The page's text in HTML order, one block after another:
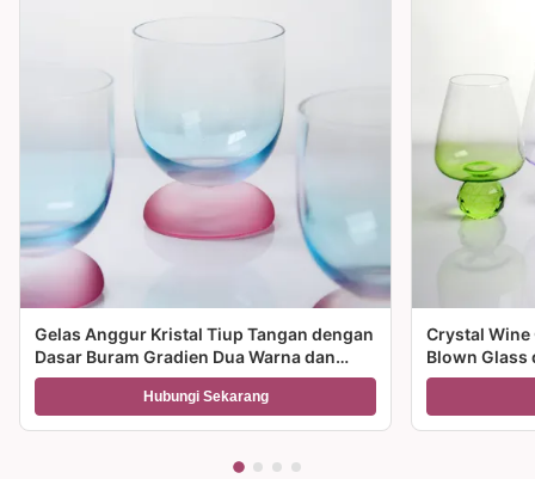
Gelas Anggur Kristal Tiup Tangan dengan
Dasar Buram Gradien Dua Warna dan
Kapasitas 300ml untuk Anggur Koktail
dan Dekorasi RumahHubungi Sekarang
Crystal Wine
Blown Glass
Multiple